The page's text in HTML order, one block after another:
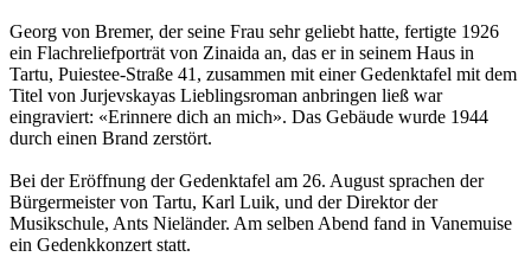
Georg von Bremer, der seine Frau sehr geliebt hatte, fertigte 1926
ein Flachreliefporträt von Zinaida an, das er in seinem Haus in
Tartu, Puiestee-Straße 41, zusammen mit einer Gedenktafel mit dem
Titel von Jurjevskayas Lieblingsroman anbringen ließ war
eingraviert: «Erinnere dich an mich». Das Gebäude wurde 1944
durch einen Brand zerstört.
Bei der Eröffnung der Gedenktafel am 26. August sprachen der
Bürgermeister von Tartu, Karl Luik, und der Direktor der
Musikschule, Ants Nieländer. Am selben Abend fand in Vanemuise
ein Gedenkkonzert statt.